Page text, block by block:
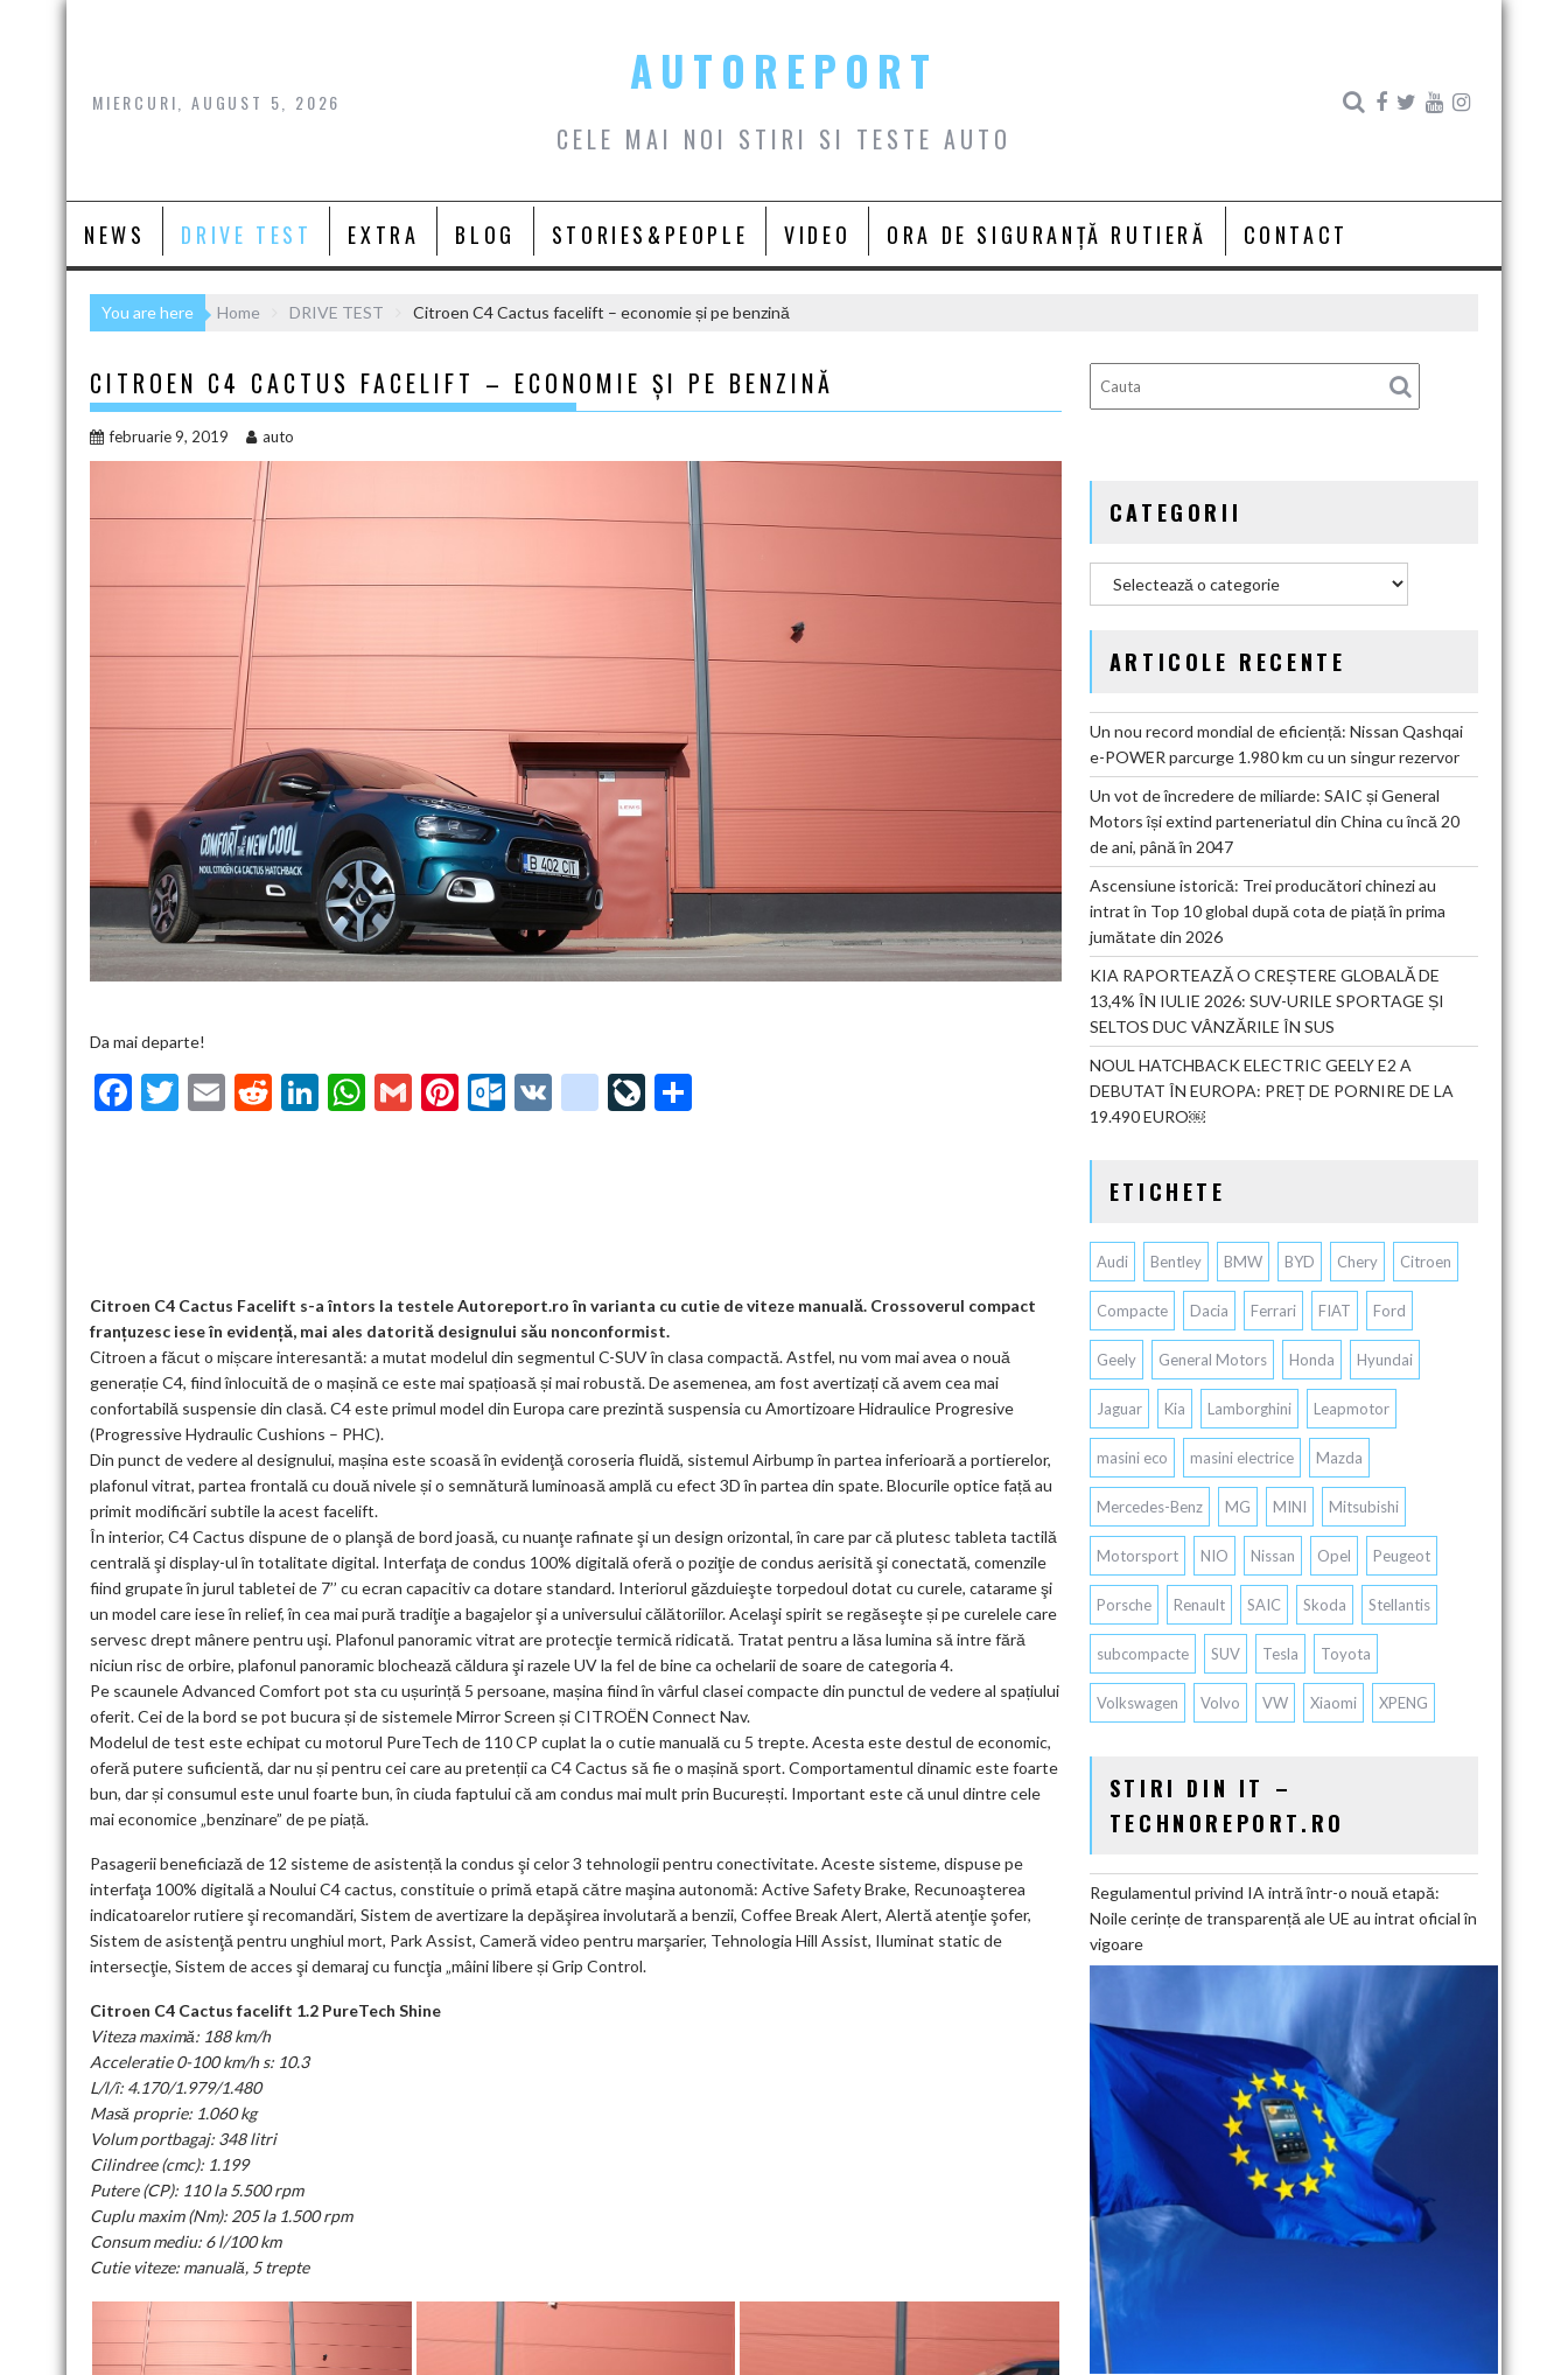
Skip
MIERCURI, AUGUST 5, 2026
AUTOREPORT
CELE MAI NOI STIRI SI TESTE AUTO
NEWS DRIVE TEST EXTRA BLOG STORIES&PEOPLE VIDEO ORA DE SIGURANȚĂ RUTIERĂ CONTACT
You are here Home DRIVE TEST Citroen C4 Cactus facelift – economie și pe benzină
CITROEN C4 CACTUS FACELIFT – ECONOMIE ȘI PE BENZINĂ
februarie 9, 2019 auto
Da mai departe!
F
k
T
E
R
Li W
p
G
Pi O
m
V
g
o
o
k
m
ar
ks
Li
Citroen C4 Cactus Facelift s-a întors la testele Autoreport.ro în varianta cu cutie de viteze manuală. Crossoverul compact
franțuzesc iese în evidență, mai ales datorită designului său nonconformist.
Citroen a făcut o mișcare interesantă: a mutat modelul din segmentul C-SUV în clasa compactă. Astfel, nu vom mai avea o nouă
generație C4, fiind înlocuită de o mașină ce este mai spațioasă și mai robustă. De asemenea, am fost avertizați că avem cea mai
confortabilă suspensie din clasă. C4 este primul model din Europa care prezintă suspensia cu Amortizoare Hidraulice Progresive
(Progressive Hydraulic Cushions – PHC).
Din punct de vedere al designului, mașina este scoasă în evidenţă coroseria fluidă, sistemul Airbump în partea inferioară a portierelor,
plafonul vitrat, partea frontală cu două nivele și o semnătură luminoasă amplă cu efect 3D în partea din spate. Blocurile optice față au
primit modificări subtile la acest facelift.
În interior, C4 Cactus dispune de o planşă de bord joasă, cu nuanţe rafinate şi un design orizontal, în care par că plutesc tableta tactilă
centrală şi display-ul în totalitate digital. Interfaţa de condus 100% digitală oferă o poziţie de condus aerisită şi conectată, comenzile
fiind grupate în jurul tabletei de 7’’ cu ecran capacitiv ca dotare standard. Interiorul găzduieşte torpedoul dotat cu curele, catarame şi
un model care iese în relief, în cea mai pură tradiţie a bagajelor şi a universului călătoriilor. Acelaşi spirit se regăseşte și pe curelele care
servesc drept mânere pentru uşi. Plafonul panoramic vitrat are protecţie termică ridicată. Tratat pentru a lăsa lumina să intre fără
niciun risc de orbire, plafonul panoramic blochează căldura şi razele UV la fel de bine ca ochelarii de soare de categoria 4.
Pe scaunele Advanced Comfort pot sta cu ușurință 5 persoane, mașina fiind în vârful clasei compacte din punctul de vedere al spațiului
oferit. Cei de la bord se pot bucura și de sistemele Mirror Screen și CITROËN Connect Nav.
Modelul de test este echipat cu motorul PureTech de 110 CP cuplat la o cutie manuală cu 5 trepte. Acesta este destul de economic,
oferă putere suficientă, dar nu și pentru cei care au pretenții ca C4 Cactus să fie o mașină sport. Comportamentul dinamic este foarte
bun, dar și consumul este unul foarte bun, în ciuda faptului că am condus mai mult prin București. Important este că unul dintre cele
mai economice „benzinare” de pe piață.
Pasagerii beneficiază de 12 sisteme de asistență la condus şi celor 3 tehnologii pentru conectivitate. Aceste sisteme, dispuse pe
interfaţa 100% digitală a Noului C4 cactus, constituie o primă etapă către maşina autonomă: Active Safety Brake, Recunoaşterea
indicatoarelor rutiere şi recomandări, Sistem de avertizare la depăşirea involutară a benzii, Coffee Break Alert, Alertă atenţie şofer,
Sistem de asistenţă pentru unghiul mort, Park Assist, Cameră video pentru marşarier, Tehnologia Hill Assist, Iluminat static de
intersecţie, Sistem de acces şi demaraj cu funcţia „mâini libere și Grip Control.
Citroen C4 Cactus facelift 1.2 PureTech Shine
Viteza maximă: 188 km/h
Acceleratie 0-100 km/h s: 10.3
L/l/î: 4.170/1.979/1.480
Masă proprie: 1.060 kg
Volum portbagaj: 348 litri
Cilindree (cmc): 1.199
Putere (CP): 110 la 5.500 rpm
Cuplu maxim (Nm): 205 la 1.500 rpm
Consum mediu: 6 l/100 km
Cutie viteze: manuală, 5 trepte
CATEGORII
ARTICOLE RECENTE
Un nou record mondial de eficiență: Nissan Qashqai
e-POWER parcurge 1.980 km cu un singur rezervor
Un vot de încredere de miliarde: SAIC și General
Motors își extind parteneriatul din China cu încă 20
de ani, până în 2047
Ascensiune istorică: Trei producători chinezi au
intrat în Top 10 global după cota de piață în prima
jumătate din 2026
KIA RAPORTEAZĂ O CREȘTERE GLOBALĂ DE
13,4% ÎN IULIE 2026: SUV-URILE SPORTAGE ȘI
SELTOS DUC VÂNZĂRILE ÎN SUS
NOUL HATCHBACK ELECTRIC GEELY E2 A
DEBUTAT ÎN EUROPA: PREȚ DE PORNIRE DE LA
19.490 EURO￼
ETICHETE
Audi Bentley BMW BYD Chery Citroen
Compacte Dacia Ferrari FIAT Ford
Geely General Motors Honda Hyundai
Jaguar Kia Lamborghini Leapmotor
masini eco masini electrice Mazda
Mercedes-Benz MG MINI Mitsubishi
Motorsport NIO Nissan Opel Peugeot
Porsche Renault SAIC Skoda Stellantis
subcompacte SUV Tesla Toyota
Volkswagen Volvo VW Xiaomi XPENG
STIRI DIN IT –
TECHNOREPORT.RO
Regulamentul privind IA intră într-o nouă etapă:
Noile cerințe de transparență ale UE au intrat oficial în
vigoare